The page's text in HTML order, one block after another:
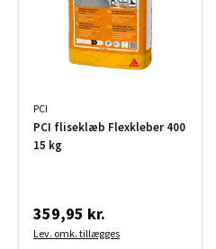
PCI
PCI fliseklæb Flexkleber 400
15 kg
359,95 kr.
Lev. omk. tillægges